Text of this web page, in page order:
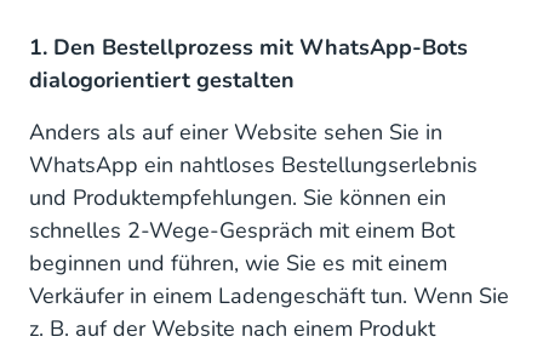
1. Den Bestellprozess mit WhatsApp-Bots
dialogorientiert gestalten
Anders als auf einer Website sehen Sie in
WhatsApp ein nahtloses Bestellungserlebnis
und Produktempfehlungen. Sie können ein
schnelles 2-Wege-Gespräch mit einem Bot
beginnen und führen, wie Sie es mit einem
Verkäufer in einem Ladengeschäft tun. Wenn Sie
z. B. auf der Website nach einem Produkt